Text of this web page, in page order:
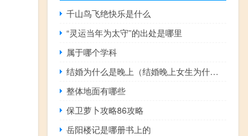
千山鸟飞绝快乐是什么
“灵运当年为太守”的出处是哪里
属于哪个学科
结婚为什么是晚上（结婚晚上女生为什么叫）
整体地面有哪些
保卫萝卜攻略86攻略
岳阳楼记是哪册书上的